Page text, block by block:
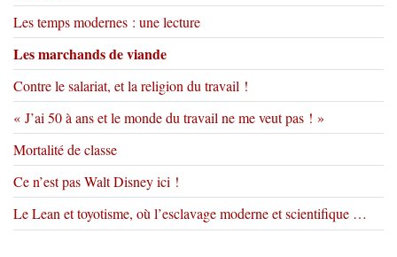
Les temps modernes : une lecture
Les marchands de viande
Contre le salariat, et la religion du travail !
« J’ai 50 à ans et le monde du travail ne me veut pas ! »
Mortalité de classe
Ce n’est pas Walt Disney ici !
Le Lean et toyotisme, où l’esclavage moderne et scientifique …